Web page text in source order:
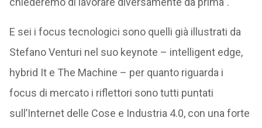
E sei i focus tecnologici sono quelli già illustrati da
Stefano Venturi nel suo keynote – intelligent edge,
hybrid It e The Machine – per quanto riguarda i
focus di mercato i riflettori sono tutti puntati
sull’Internet delle Cose e Industria 4.0, con una forte